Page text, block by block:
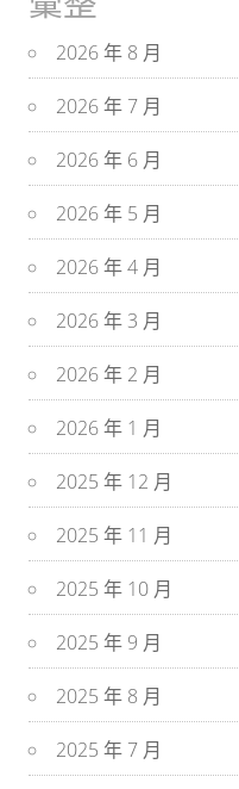
2026 年 8 月
2026 年 7 月
2026 年 6 月
2026 年 5 月
2026 年 4 月
2026 年 3 月
2026 年 2 月
2026 年 1 月
2025 年 12 月
2025 年 11 月
2025 年 10 月
2025 年 9 月
2025 年 8 月
2025 年 7 月